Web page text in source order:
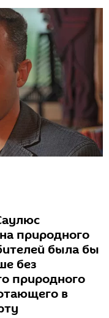
природного
была бы
без
природного
в